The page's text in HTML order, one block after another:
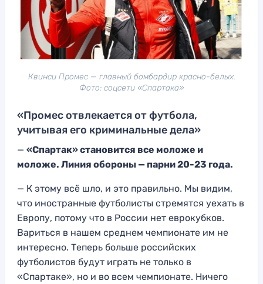
Квинси Промес — главный бомбардир красно-белых.
Фото: соцсети «Спартака»
«Промес отвлекается от футбола,
учитывая его криминальные дела»
— «Спартак» становится все моложе и
моложе. Линия обороны — парни 20-23 года.
— К этому всё шло, и это правильно. Мы видим,
что иностранные футболисты стремятся уехать в
Европу, потому что в России нет еврокубков.
Вариться в нашем среднем чемпионате им не
интересно. Теперь больше российских
футболистов будут играть не только в
«Спартаке», но и во всем чемпионате. Ничего